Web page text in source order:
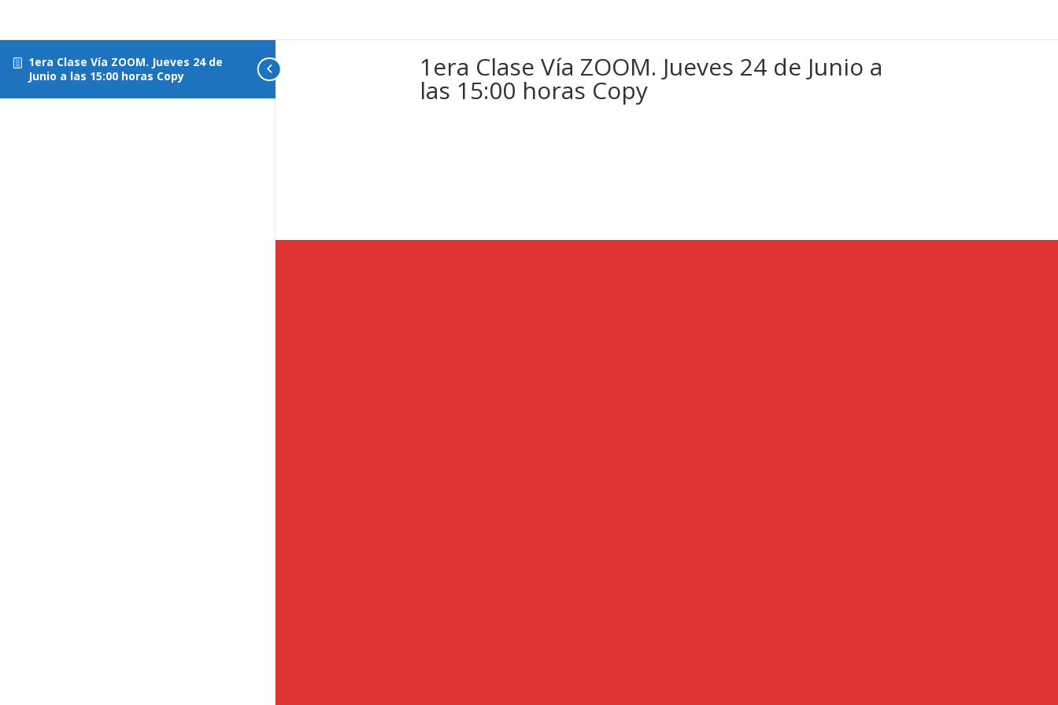
1era Clase Vía ZOOM. Jueves 24 de
Junio a las 15:00 horas Copy
1era Clase Vía ZOOM. Jueves 24 de Junio a
las 15:00 horas Copy